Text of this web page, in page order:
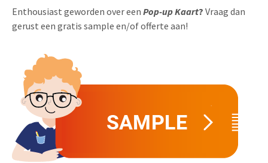
Enthousiast geworden over een Pop-up Kaart? Vraag dan
gerust een gratis sample en/of offerte aan!
Twin Sliders
Budget kaarten
Andere opvallende mailings
Alle producten
Marketing in de Zorg
Marketing voor Scholen
Horeca Marketing
Food Marketing
Kalender maken
Duurzaamheid
Brochure downloaden